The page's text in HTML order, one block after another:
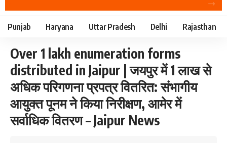
Punjab Haryana Uttar Pradesh Delhi Rajasthan
Over 1 lakh enumeration forms
distributed in Jaipur | जयपुर में 1 लाख से
अधिक परिगणना प्रपत्र वितरित: संभागीय
आयुक्त पूनम ने किया निरीक्षण, आमेर में
सर्वाधिक वितरण – Jaipur News